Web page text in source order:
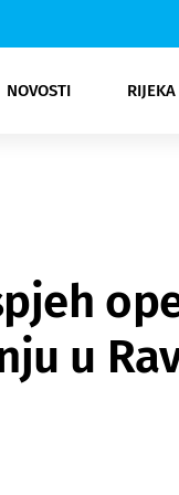
NOVOSTI
Rijeka Opatija
NK
Moda
Kultura
u